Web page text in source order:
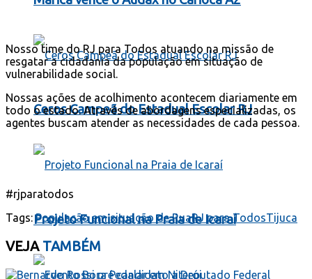
Ceros Campeã do Estadual Escolar RJ
Projeto Funcional na Praia de Icaraí
Nosso time do RJ para Todos atuando na missão de
resgatar a cidadania da população em situação de
vulnerabilidade social.
Nossas ações de acolhimento acontecem diariamente em
todo o estado. Através de abordagens especializadas, os
agentes buscam atender as necessidades de cada pessoa.
#rjparatodos
Tags: População em situação de RuaRJ para TodosTijuca
VEJATAMBÉM